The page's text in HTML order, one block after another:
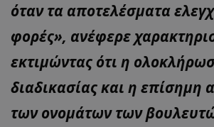
όταν τα αποτελέσματα
φορές», ανέφερε
εκτιμώντας ότι η
διαδικασίας και η επίσημη
των ονομάτων των